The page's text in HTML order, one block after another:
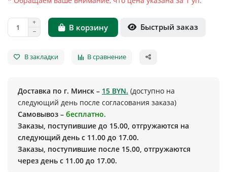
В корзину Быстрый заказ
В закладки В сравнение
Доставка по г. Минск – 15 BYN. (доступно на
следующий день после согласования заказа)
Самовывоз – бесплатно.
Заказы, поступившие до 15.00, отгружаются на
следующий день с 11.00 до 17.00.
Заказы, поступившие после 15.00, отгружаются
через день с 11.00 до 17.00.